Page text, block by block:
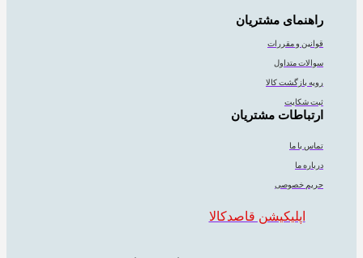
راهنمای مشتریان
قوانین و مقررات
سوالات متداول
رویه بازگشت کالا
ثبت شکایت
ارتباطات مشتریان
تماس با ما
درباره ما
حریم خصوصی
اپلیکیشن قاصدکالا